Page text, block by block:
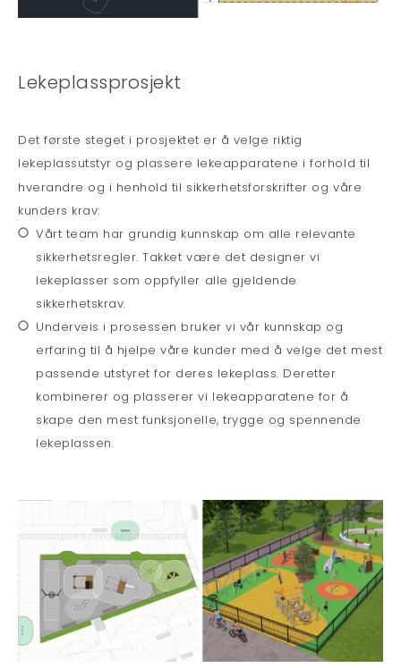
Lekeplassprosjekt
Det første steget i prosjektet er å velge riktig
lekeplassutstyr og plassere lekeapparatene i forhold til
hverandre og i henhold til sikkerhetsforskrifter og våre
kunders krav:
Vårt team har grundig kunnskap om alle relevante
sikkerhetsregler. Takket være det designer vi
lekeplasser som oppfyller alle gjeldende
sikkerhetskrav.
Underveis i prosessen bruker vi vår kunnskap og
erfaring til å hjelpe våre kunder med å velge det mest
passende utstyret for deres lekeplass. Deretter
kombinerer og plasserer vi lekeapparatene for å
skape den mest funksjonelle, trygge og spennende
lekeplassen.